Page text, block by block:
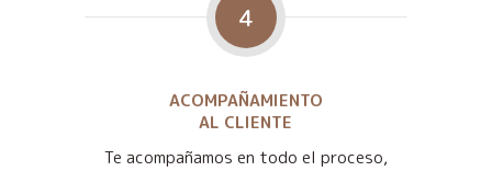
4
ACOMPAÑAMIENTO
AL CLIENTE
Te acompañamos en todo el proceso,